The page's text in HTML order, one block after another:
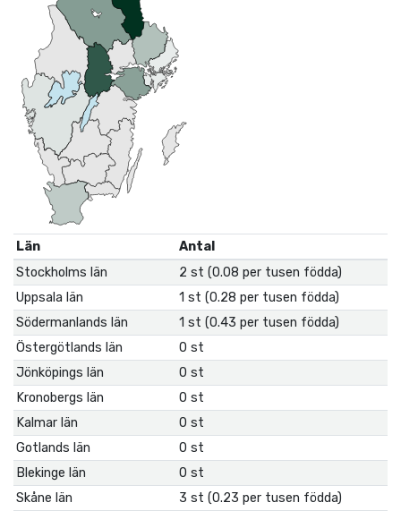
Län
Antal
Stockholms län
2 st (0.08 per tusen födda)
Uppsala län
1 st (0.28 per tusen födda)
Södermanlands län
1 st (0.43 per tusen födda)
Östergötlands län
0 st
Jönköpings län
0 st
Kronobergs län
0 st
Kalmar län
0 st
Gotlands län
0 st
Blekinge län
0 st
Skåne län
3 st (0.23 per tusen födda)